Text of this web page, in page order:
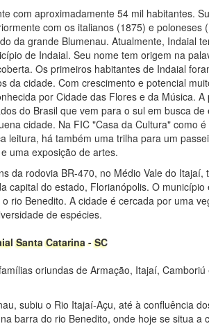
com aproximadamente 54 mil habitantes.
com os italianos (1875) e poloneses
da grande Blumenau. Atualmente, Indaial
de Indaial. Seu nome tem origem na
Os primeiros habitantes de Indaial
da cidade. Com crescimento e potencial
por Cidade das Flores e da Música. A
do Brasil que vem para o sul em busca de
cidade. Na FIC "Casa da Cultura" como
leitura, há também uma trilha para um
uma exposição de artes.
da rodovia BR-470, no Médio Vale do Itajaí,
capital do estado, Florianópolis. O município
rio Benedito. A cidade é cercada por uma
de espécies.
Santa Catarina - SC
oriundas de Armação, Itajaí, Camboriú
subiu o Rio Itajaí-Açu, até à confluência
barra do rio Benedito, onde hoje se situa a